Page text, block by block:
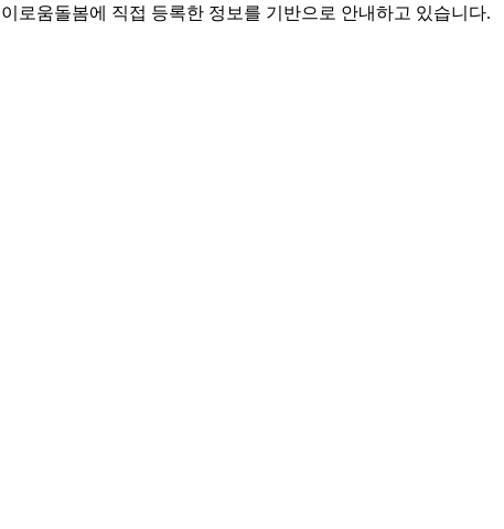
로움돌봄에 직접 등록한 정보를 기반으로 안내하고 있습니다.